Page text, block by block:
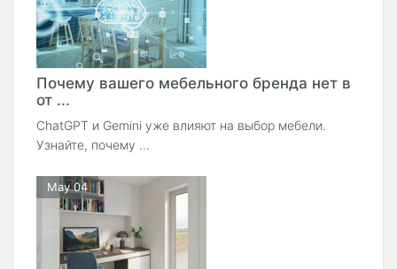
Почему вашего мебельного бренда нет в
от ...
ChatGPT и Gemini уже влияют на выбор мебели.
Узнайте, почему ...
May 04